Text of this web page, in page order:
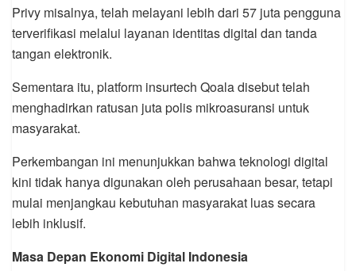
Privy misalnya, telah melayani lebih dari 57 juta pengguna
terverifikasi melalui layanan identitas digital dan tanda
tangan elektronik.
Sementara itu, platform insurtech Qoala disebut telah
menghadirkan ratusan juta polis mikroasuransi untuk
masyarakat.
Perkembangan ini menunjukkan bahwa teknologi digital
kini tidak hanya digunakan oleh perusahaan besar, tetapi
mulai menjangkau kebutuhan masyarakat luas secara
lebih inklusif.
Masa Depan Ekonomi Digital Indonesia